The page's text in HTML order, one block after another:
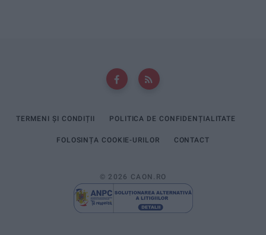
TERMENI ȘI CONDIȚII POLITICA DE CONFIDENȚIALITATE
FOLOSINȚA COOKIE-URILOR CONTACT
© 2026 CAON.RO